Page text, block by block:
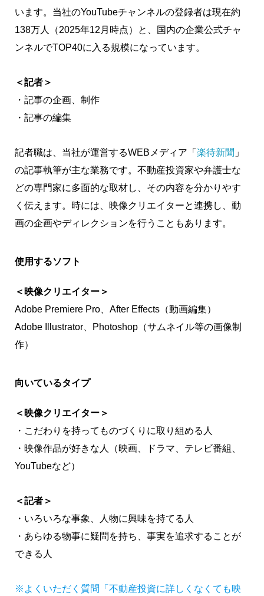
います。当社のYouTubeチャンネルの登録者は現在約
138万人（2025年12月時点）と、国内の企業公式チャ
ンネルでTOP40に入る規模になっています。
＜記者＞
・記事の企画、制作
・記事の編集
記者職は、当社が運営するWEBメディア「楽待新聞 」
の記事執筆が主な業務です。不動産投資家や弁護士な
どの専門家に多面的な取材し、その内容を分かりやす
く伝えます。時には、映像クリエイターと連携し、動
画の企画やディレクションを行うこともあります。
使用するソフト
＜映像クリエイター＞
Adobe Premiere Pro、After Effects（動画編集）
Adobe Illustrator、Photoshop（サムネイル等の画像制
作）
向いているタイプ
＜映像クリエイター＞
・こだわりを持ってものづくりに取り組める人
・映像作品が好きな人（映画、ドラマ、テレビ番組、
YouTubeなど）
＜記者＞
・いろいろな事象、人物に興味を持てる人
・あらゆる物事に疑問を持ち、事実を追求することが
できる人
※よくいただく質問「不動産投資に詳しくなくても映